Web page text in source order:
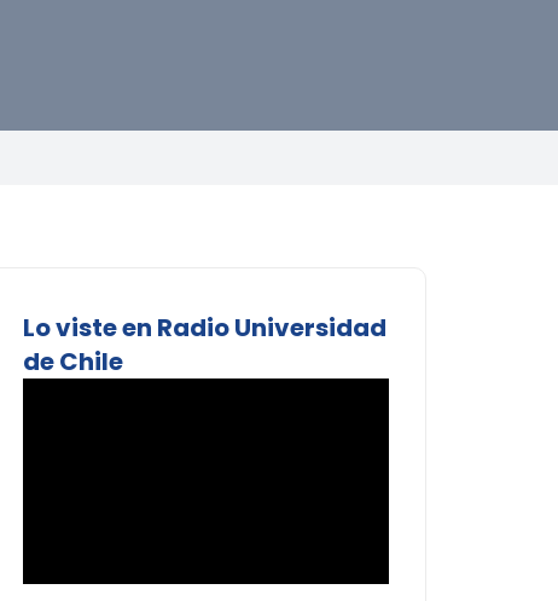
Lo viste en Radio Universidad
de Chile